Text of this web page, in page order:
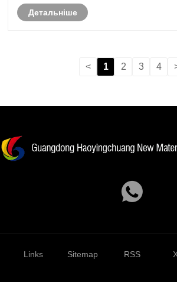
спеціального процесу. Основною
Детальніше
< 1 2 3 4
Links Sitemap RSS